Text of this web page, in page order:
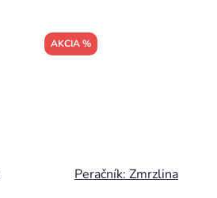
AKCIA %
Peračník: Zmrzlina